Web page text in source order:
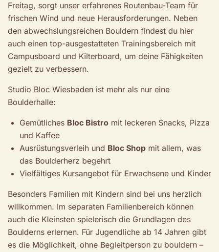
Freitag, sorgt unser erfahrenes Routenbau-Team für
frischen Wind und neue Herausforderungen. Neben
den abwechslungsreichen Bouldern findest du hier
auch einen top-ausgestatteten Trainingsbereich mit
Campusboard und Kilterboard, um deine Fähigkeiten
gezielt zu verbessern.
Studio Bloc Wiesbaden ist mehr als nur eine
Boulderhalle:
Gemütliches Bloc Bistro mit leckeren Snacks, Pizza
und Kaffee
Ausrüstungsverleih und Bloc Shop mit allem, was
das Boulderherz begehrt
Vielfältiges Kursangebot für Erwachsene und Kinder
Besonders Familien mit Kindern sind bei uns herzlich
willkommen. Im separaten Familienbereich können
auch die Kleinsten spielerisch die Grundlagen des
Boulderns erlernen. Für Jugendliche ab 14 Jahren gibt
es die Möglichkeit, ohne Begleitperson zu bouldern –